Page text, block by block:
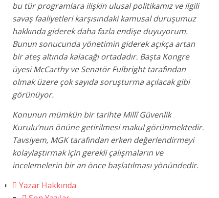
bu tür programlara ilişkin ulusal politikamız ve ilgili
savaş faaliyetleri karşısındaki kamusal duruşumuz
hakkında giderek daha fazla endişe duyuyorum.
Bunun sonucunda yönetimin giderek açıkça artan
bir ateş altında kalacağı ortadadır. Başta Kongre
üyesi McCarthy ve Senatör Fulbright tarafından
olmak üzere çok sayıda soruşturma açılacak gibi
görünüyor.
Konunun mümkün bir tarihte Millî Güvenlik
Kurulu’nun önüne getirilmesi makul görünmektedir.
Tavsiyem, MGK tarafından erken değerlendirmeyi
kolaylaştırmak için gerekli çalışmaların ve
incelemelerin bir an önce başlatılması yönündedir.
Yazar Hakkında